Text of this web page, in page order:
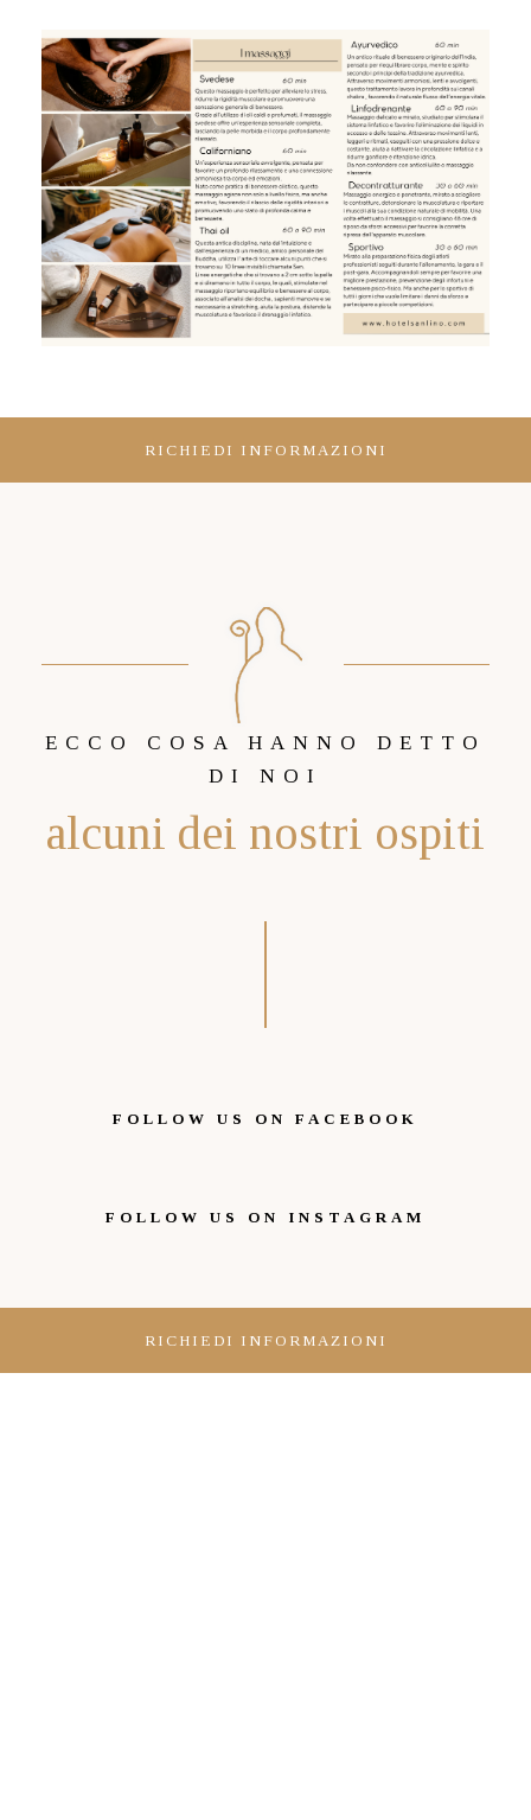
RICHIEDI INFORMAZIONI
ECCO COSA HANNO DETTO
DI NOI
alcuni dei nostri ospiti
FOLLOW US ON FACEBOOK
FOLLOW US ON INSTAGRAM
RICHIEDI INFORMAZIONI